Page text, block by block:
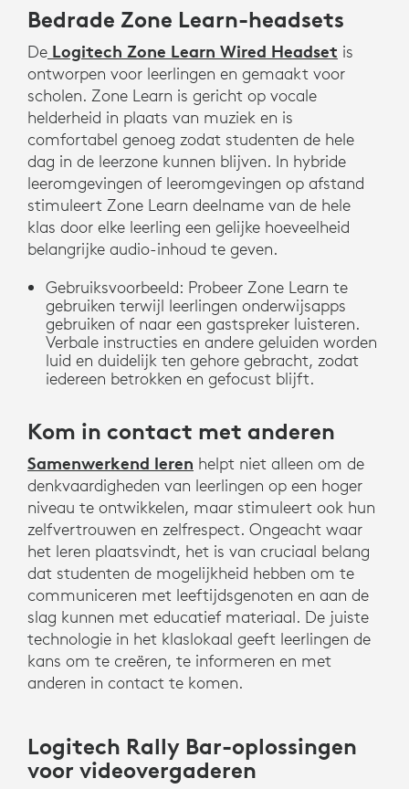
Bedrade Zone Learn-headsets
De Logitech Zone Learn Wired Headset is
ontworpen voor leerlingen en gemaakt voor
scholen. Zone Learn is gericht op vocale
helderheid in plaats van muziek en is
comfortabel genoeg zodat studenten de hele
dag in de leerzone kunnen blijven. In hybride
leeromgevingen of leeromgevingen op afstand
stimuleert Zone Learn deelname van de hele
klas door elke leerling een gelijke hoeveelheid
belangrijke audio-inhoud te geven.
Gebruiksvoorbeeld: Probeer Zone Learn te
gebruiken terwijl leerlingen onderwijsapps
gebruiken of naar een gastspreker luisteren.
Verbale instructies en andere geluiden worden
luid en duidelijk ten gehore gebracht, zodat
iedereen betrokken en gefocust blijft.
Kom in contact met anderen
Samenwerkend leren helpt niet alleen om de
denkvaardigheden van leerlingen op een hoger
niveau te ontwikkelen, maar stimuleert ook hun
zelfvertrouwen en zelfrespect. Ongeacht waar
het leren plaatsvindt, het is van cruciaal belang
dat studenten de mogelijkheid hebben om te
communiceren met leeftijdsgenoten en aan de
slag kunnen met educatief materiaal. De juiste
technologie in het klaslokaal geeft leerlingen de
kans om te creëren, te informeren en met
anderen in contact te komen.
Logitech Rally Bar-oplossingen
voor videovergaderen